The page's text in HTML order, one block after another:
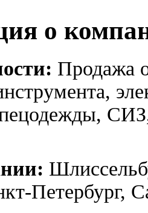
о
Продажа
Петербург,